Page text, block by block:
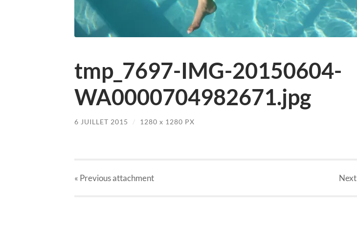
tmp_7697-IMG-20150604-
WA0000704982671.jpg
6 JUILLET 2015 / 1280 x 1280 PX
« Previousattachment Next